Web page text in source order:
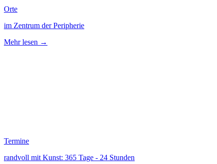
Orte
im Zentrum der Peripherie
Mehr lesen →
Termine
randvoll mit Kunst: 365 Tage - 24 Stunden